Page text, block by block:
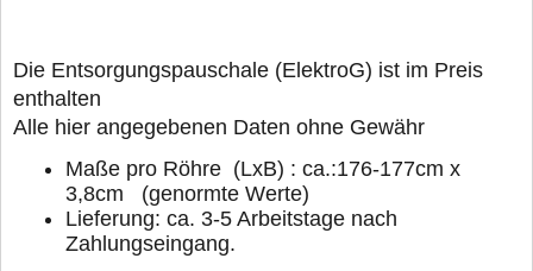
Die Entsorgungspauschale (ElektroG) ist im Preis
enthalten
Alle hier angegebenen Daten ohne Gewähr
Maße pro Röhre (LxB) : ca.:176-177cm x
3,8cm (genormte Werte)
Lieferung: ca. 3-5 Arbeitstage nach
Zahlungseingang.